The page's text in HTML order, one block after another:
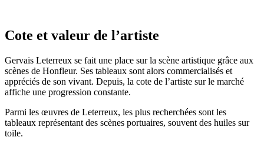
Cote et valeur de l’artiste
Gervais Leterreux se fait une place sur la scène artistique grâce aux
scènes de Honfleur. Ses tableaux sont alors commercialisés et
appréciés de son vivant. Depuis, la cote de l’artiste sur le marché
affiche une progression constante.
Parmi les œuvres de Leterreux, les plus recherchées sont les
tableaux représentant des scènes portuaires, souvent des huiles sur
toile.